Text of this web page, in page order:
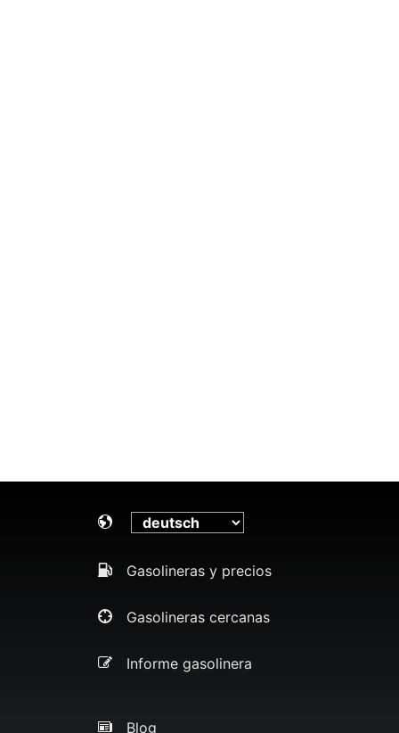
Gasolineras y precios
Gasolineras cercanas
Informe gasolinera
Blog